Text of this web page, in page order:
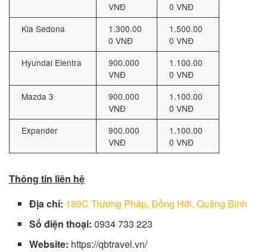
VNĐ
0 VNĐ
Kia Sedona
1.300.00
0 VNĐ
1.500.00
0 VNĐ
Hyundai Elentra
900.000
VNĐ
1.100.00
0 VNĐ
Mazda 3
900.000
VNĐ
1.100.00
0 VNĐ
Expander
900.000
VNĐ
1.100.00
0 VNĐ
Thông tin liên hệ
Địa chỉ: 189C Trương Pháp, Đồng Hới, Quảng Bình
Số điện thoại:0934 733 223
Website: https://qbtravel.vn/